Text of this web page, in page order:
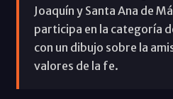
Joaquín y Santa Ana de
participa en la categoría
con un dibujo sobre la
valores de la fe.